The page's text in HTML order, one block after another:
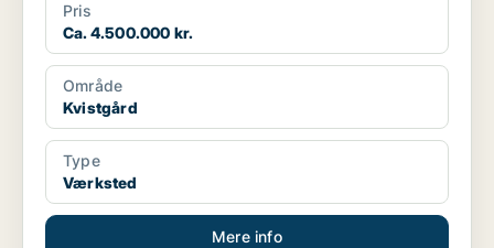
Pris
Ca. 4.500.000 kr.
Område
Kvistgård
Type
Værksted
Mere info